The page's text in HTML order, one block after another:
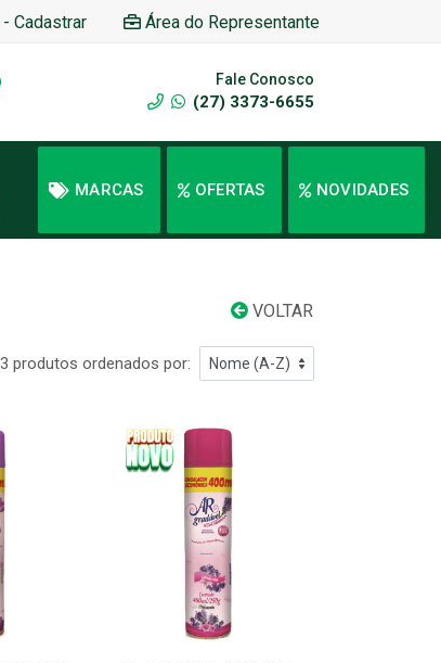
Cadastrar Área do Representante
Fale Conosco
(27) 3373-6655
MARCAS OFERTAS NOVIDADES
VOLTAR
produtos ordenados por: